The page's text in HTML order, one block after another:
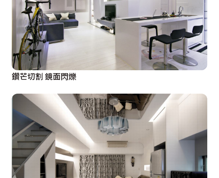
鑽芒切割 鏡面閃爍